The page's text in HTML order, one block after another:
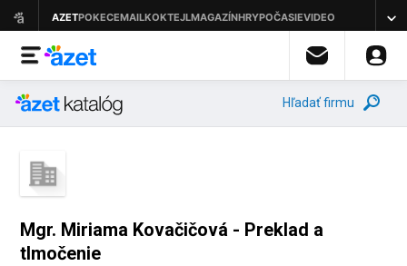
Hľadať firmu
Mgr. Miriama Kovačičová - Preklad a
tlmočenie